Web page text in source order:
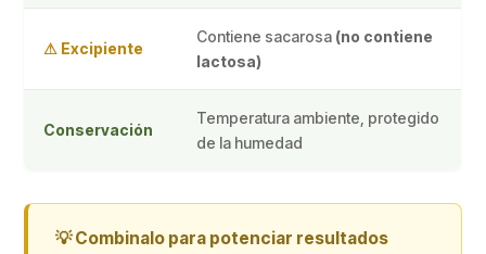
⚠ Excipiente
Contiene sacarosa (no contiene
lactosa)
Conservación
Temperatura ambiente, protegido
de la humedad
💡 Combinalo para potenciar resultados